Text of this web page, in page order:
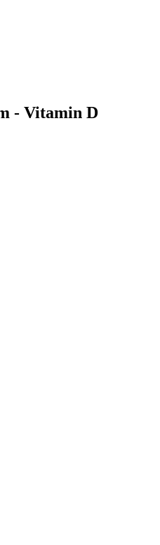
- Vitamin D